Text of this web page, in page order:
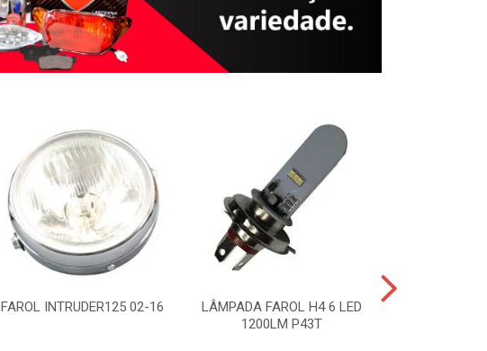
FAROL INTRUDER125 02-16
LÂMPADA FAROL H4 6 LED
1200LM P43T